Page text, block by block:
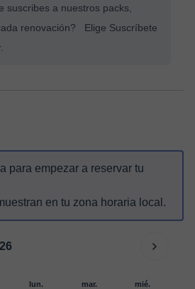
suscribes a nuestros packs,
renovación? Elige Suscríbete
para empezar a reservar tu
en tu zona horaria local.
lun.
mar.
mié.